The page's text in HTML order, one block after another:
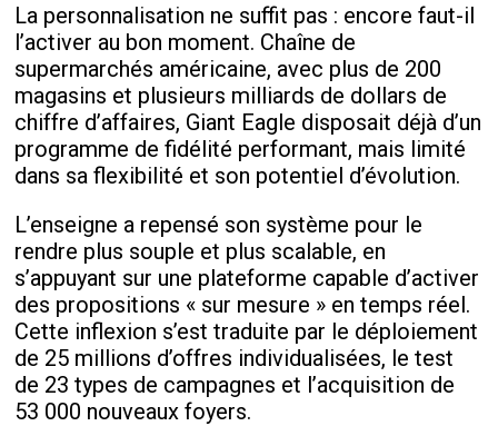
La personnalisation ne suffit pas : encore faut-il
l’activer au bon moment. Chaîne de
supermarchés américaine, avec plus de 200
magasins et plusieurs milliards de dollars de
chiffre d’affaires, Giant Eagle disposait déjà d’un
programme de fidélité performant, mais limité
dans sa flexibilité et son potentiel d’évolution.
L’enseigne a repensé son système pour le
rendre plus souple et plus scalable, en
s’appuyant sur une plateforme capable d’activer
des propositions « sur mesure » en temps réel.
Cette inflexion s’est traduite par le déploiement
de 25 millions d’offres individualisées, le test
de 23 types de campagnes et l’acquisition de
53 000 nouveaux foyers.